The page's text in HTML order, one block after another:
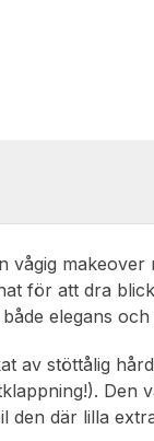
vågig makeover
för att dra
elegans och
av stöttålig
Den
den där lilla